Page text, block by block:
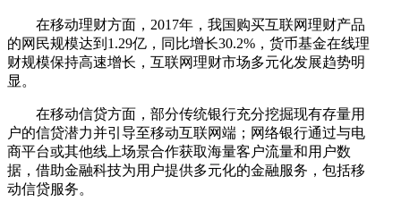
在移动理财方面，2017年，我国购买互联网理财产品
的网民规模达到1.29亿，同比增长30.2%，货币基金在线理
财规模保持高速增长，互联网理财市场多元化发展趋势明
显。
在移动信贷方面，部分传统银行充分挖掘现有存量用
户的信贷潜力并引导至移动互联网端；网络银行通过与电
商平台或其他线上场景合作获取海量客户流量和用户数
据，借助金融科技为用户提供多元化的金融服务，包括移
动信贷服务。